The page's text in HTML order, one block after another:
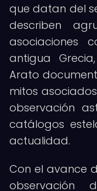
que datan del
describen
asociaciones
antigua
Arato
mitos
observación
catálogos
actualidad.
Con el avance
observación